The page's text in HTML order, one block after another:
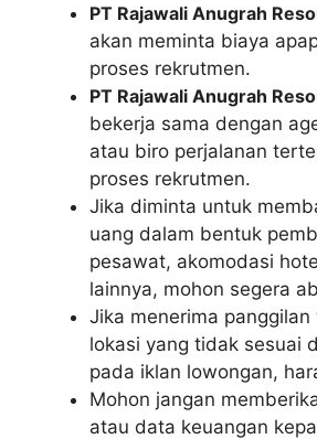
PT Rajawali Anugrah
akan meminta biaya
proses rekrutmen.
PT Rajawali Anugrah
bekerja sama dengan
atau biro perjalanan
proses rekrutmen.
Jika diminta untuk
uang dalam bentuk
pesawat, akomodasi
lainnya, mohon segera
Jika menerima
lokasi yang tidak sesuai
pada iklan lowongan,
Mohon jangan
atau data keuangan